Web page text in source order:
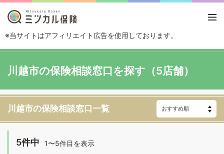
※当サイトはアフィリエイト広告を使用しております。
川越市
川越市の保険相談窓口を探す（5店舗）
川越市の保険相談窓口一覧
5件中 1〜5件目を表示